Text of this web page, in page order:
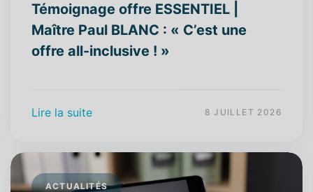
Témoignage offre ESSENTIEL |
Maître Paul BLANC : « C’est une
offre all-inclusive ! »
Lire la suite 8 JUILLET 2026
ACTUALITÉS